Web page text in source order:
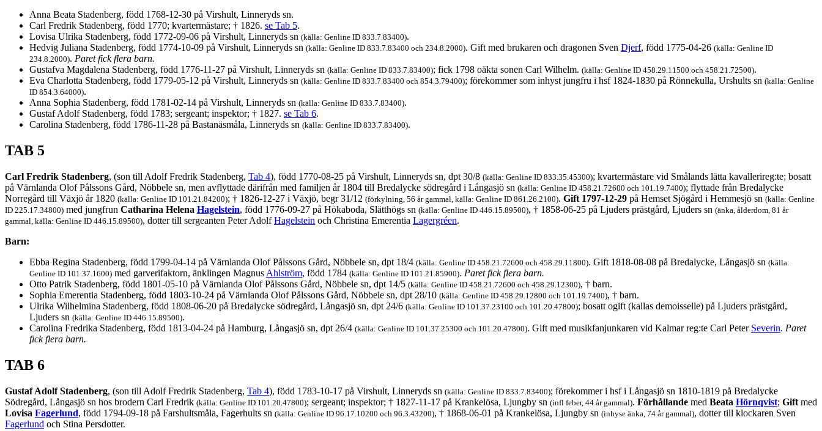
Anna Beata Stadenberg, född 1768-12-30 på Virshult, Linneryds sn.
Carl Fredrik Stadenberg, född 1770; kvartermästare; † 1826. se Tab 5.
Lovisa Ulrika Stadenberg, född 1772-09-06 på Virshult, Linneryds sn (källa: Genline ID 833.7.83400).
Hedvig Juliana Stadenberg, född 1774-10-09 på Virshult, Linneryds sn (källa: Genline ID 833.7.83400 och 234.8.2000). Gift med brukaren och dragonen Sven Djerf, född 1775-04-26 (källa: Genline ID
234.8.2000). Paret fick flera barn.
Gustafva Magdalena Stadenberg, född 1776-11-27 på Virshult, Linneryds sn (källa: Genline ID 833.7.83400); fick 1798 oäkta sonen Carl Wilhelm. (källa: Genline ID 458.29.11500 och 458.21.72500).
Eva Charlotta Stadenberg, född 1779-05-12 på Virshult, Linneryds sn (källa: Genline ID 833.7.83400 och 854.3.79400); förekommer som inhyst jungfru i hsf 1824-1830 på Rönnekulla, Urshults sn (källa: Genline
ID 854.3.64000).
Anna Sophia Stadenberg, född 1781-02-14 på Virshult, Linneryds sn (källa: Genline ID 833.7.83400).
Gustaf Adolf Stadenberg, född 1783; sergeant; inspektor; † 1827. se Tab 6.
Carolina Stadenberg, född 1786-11-28 på Bastanäsmåla, Linneryds sn (källa: Genline ID 833.7.83400).
TAB 5
Carl Fredrik Stadenberg, (son till Adolf Fredrik Stadenberg, Tab 4), född 1770-08-25 på Virshult, Linneryds sn, dpt 30/8 (källa: Genline ID 833.35.45300); kvartermästare vid Smålands lätta kavallerireg:te; bosatt
på Värnlanda Olof Pålssons Gård, Nöbbele sn, men avflyttade därifrån med familjen år 1804 till Bredalycke södregård i Långasjö sn (källa: Genline ID 458.21.72600 och 101.19.7400); flyttade från Bredalycke
Norregård till Växjö år 1820 (källa: Genline ID 101.21.84200); † 1826-12-27 i Växjö, begr 31/12 (förkylning, 56 år gammal, källa: Genline ID 861.26.2100). Gift 1797-12-29 på Hemset Sjögård i Hemmesjö sn (källa: Genline
ID 225.17.34800) med jungfrun Catharina Helena Hagelstein, född 1776-09-27 på Hökaboda, Slätthögs sn (källa: Genline ID 446.15.89500), † 1858-06-25 på Ljuders prästgård, Ljuders sn (änka, ålderdom, 81 år
gammal, källa: Genline ID 446.15.89500), dotter till sergeanten Peter AdolfHagelstein och Christina Emerentia Lagergréen.
Barn:
Ebba Regina Stadenberg, född 1799-04-14 på Värnlanda Olof Pålssons Gård, Nöbbele sn, dpt 18/4 (källa: Genline ID 458.21.72600 och 458.29.11800). Gift 1818-08-08 på Bredalycke, Långasjö sn (källa:
Genline ID 101.37.1600) med garverifaktorn, änklingen Magnus Ahlström, född 1784 (källa: Genline ID 101.21.85900). Paret fick flera barn.
Otto Patrik Stadenberg, född 1801-05-10 på Värnlanda Olof Pålssons Gård, Nöbbele sn, dpt 14/5 (källa: Genline ID 458.21.72600 och 458.29.12300), † barn.
Sophia Emerentia Stadenberg, född 1803-10-24 på Värnlanda Olof Pålssons Gård, Nöbbele sn, dpt 28/10 (källa: Genline ID 458.29.12800 och 101.19.7400), † barn.
Ulrika Wilhelmina Stadenberg, född 1808-06-20 på Bredalycke södregård, Långasjö sn, dpt 24/6 (källa: Genline ID 101.37.23100 och 101.20.47800); bosatt ogift (kallas demoisselle) på Ljuders prästgård,
Ljuders sn (källa: Genline ID 446.15.89500).
Carolina Fredrika Stadenberg, född 1813-04-24 på Hamburg, Långasjö sn, dpt 26/4 (källa: Genline ID 101.37.25300 och 101.20.47800). Gift med musikfanjunkaren vid Kalmar reg:te Carl Peter Severin. Paret
fick flera barn.
TAB 6
Gustaf Adolf Stadenberg, (son till Adolf Fredrik Stadenberg, Tab 4), född 1783-10-17 på Virshult, Linneryds sn (källa: Genline ID 833.7.83400); förekommer i hsf i Långasjö sn 1810-1819 på Bredalycke
Södregård, Långasjö sn hos brodern Carl Fredrik (källa: Genline ID 101.20.47800); sergeant; inspektor; † 1827-11-17 på Krankelösa, Ljungby sn (infl feber, 44 år gammal). Förhållande med Beata Hörnqvist; Gift med
Lovisa Fagerlund, född 1794-09-18 på Farshultsmåla, Fagerhults sn (källa: Genline ID 96.17.10200 och 96.3.43200), † 1868-06-01 på Krankelösa, Ljungby sn (inhyse änka, 74 år gammal), dotter till klockaren Sven
Fagerlund och Stina Persdotter.